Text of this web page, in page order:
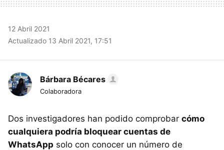
12 Abril 2021
Actualizado 13 Abril 2021, 17:51
Bárbara Bécares
Colaboradora
Dos investigadores han podido comprobar cómo
cualquiera podría bloquear cuentas de
WhatsApp solo con conocer un número de